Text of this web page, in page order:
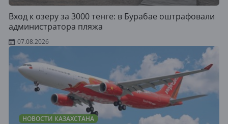
Вход к озеру за 3000 тенге: в Бурабае оштрафовали
администратора пляжа
07.08.2026
НОВОСТИ КАЗАХСТАНА